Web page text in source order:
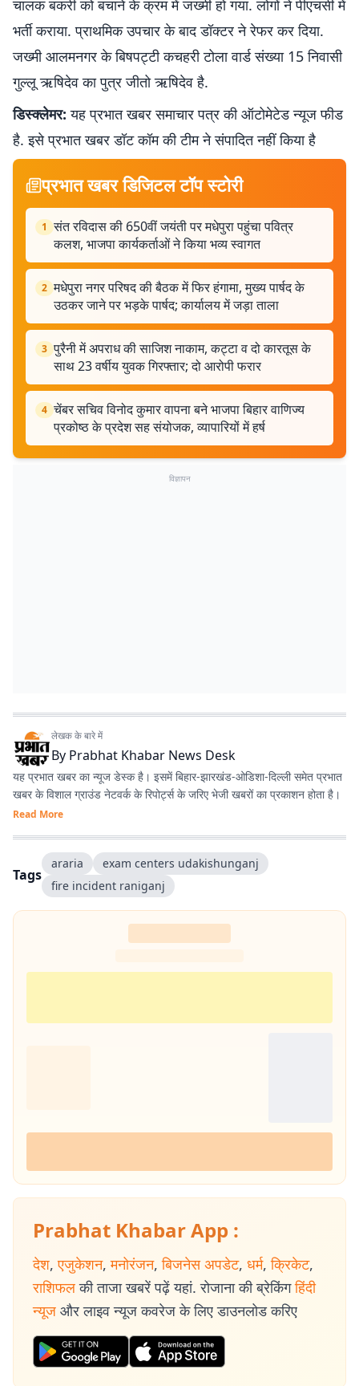
चालक बकरी को बचाने के क्रम में जख्मी हो गया. लोगों ने पीएचसी में
भर्ती कराया. प्राथमिक उपचार के बाद डॉक्टर ने रेफर कर दिया.
जख्मी आलमनगर के बिषपट्टी कचहरी टोला वार्ड संख्या 15 निवासी
गुल्लू ऋषिदेव का पुत्र जीतो ऋषिदेव है.
डिस्क्लेमर: यह प्रभात खबर समाचार पत्र की ऑटोमेटेड न्यूज फीड
है. इसे प्रभात खबर डॉट कॉम की टीम ने संपादित नहीं किया है
प्रभात खबर डिजिटल टॉप स्टोरी
1 संत रविदास की 650वीं जयंती पर मधेपुरा पहुंचा पवित्र
कलश, भाजपा कार्यकर्ताओं ने किया भव्य स्वागत
2 मधेपुरा नगर परिषद की बैठक में फिर हंगामा, मुख्य पार्षद के
उठकर जाने पर भड़के पार्षद; कार्यालय में जड़ा ताला
3 पुरैनी में अपराध की साजिश नाकाम, कट्टा व दो कारतूस के
साथ 23 वर्षीय युवक गिरफ्तार; दो आरोपी फरार
4 चेंबर सचिव विनोद कुमार वापना बने भाजपा बिहार वाणिज्य
प्रकोष्ठ के प्रदेश सह संयोजक, व्यापारियों में हर्ष
विज्ञापन
लेखक के बारे में
By Prabhat Khabar News Desk
यह प्रभात खबर का न्यूज डेस्क है। इसमें बिहार-झारखंड-ओडिशा-दिल्‍ली समेत प्रभात
खबर के विशाल ग्राउंड नेटवर्क के रिपोर्ट्स के जरिए भेजी खबरों का प्रकाशन होता है।
Read More
Tags
araria
exam centers udakishunganj
fire incident raniganj
Prabhat Khabar App :
देश, एजुकेशन, मनोरंजन, बिजनेस अपडेट, धर्म, क्रिकेट,
राशिफल की ताजा खबरें पढ़ें यहां. रोजाना की ब्रेकिंग हिंदी
न्यूज और लाइव न्यूज कवरेज के लिए डाउनलोड करिए